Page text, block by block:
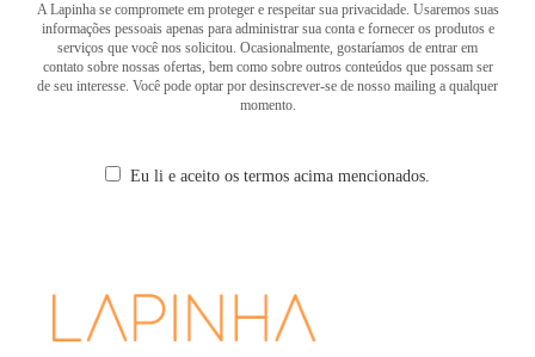
A Lapinha se compromete em proteger e respeitar sua privacidade. Usaremos suas
informações pessoais apenas para administrar sua conta e fornecer os produtos e
serviços que você nos solicitou. Ocasionalmente, gostaríamos de entrar em
contato sobre nossas ofertas, bem como sobre outros conteúdos que possam ser
de seu interesse. Você pode optar por desinscrever-se de nosso mailing a qualquer
momento.
Eu li e aceito os termos acima mencionados.